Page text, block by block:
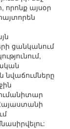
այսօր
ցանկանում